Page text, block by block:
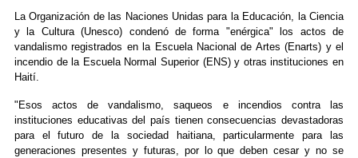
La Organización de las Naciones Unidas para la Educación, la Ciencia
y la Cultura (Unesco) condenó de forma "enérgica" los actos de
vandalismo registrados en la Escuela Nacional de Artes (Enarts) y el
incendio de la Escuela Normal Superior (ENS) y otras instituciones en
Haití.
"Esos actos de vandalismo, saqueos e incendios contra las
instituciones educativas del país tienen consecuencias devastadoras
para el futuro de la sociedad haitiana, particularmente para las
generaciones presentes y futuras, por lo que deben cesar y no se